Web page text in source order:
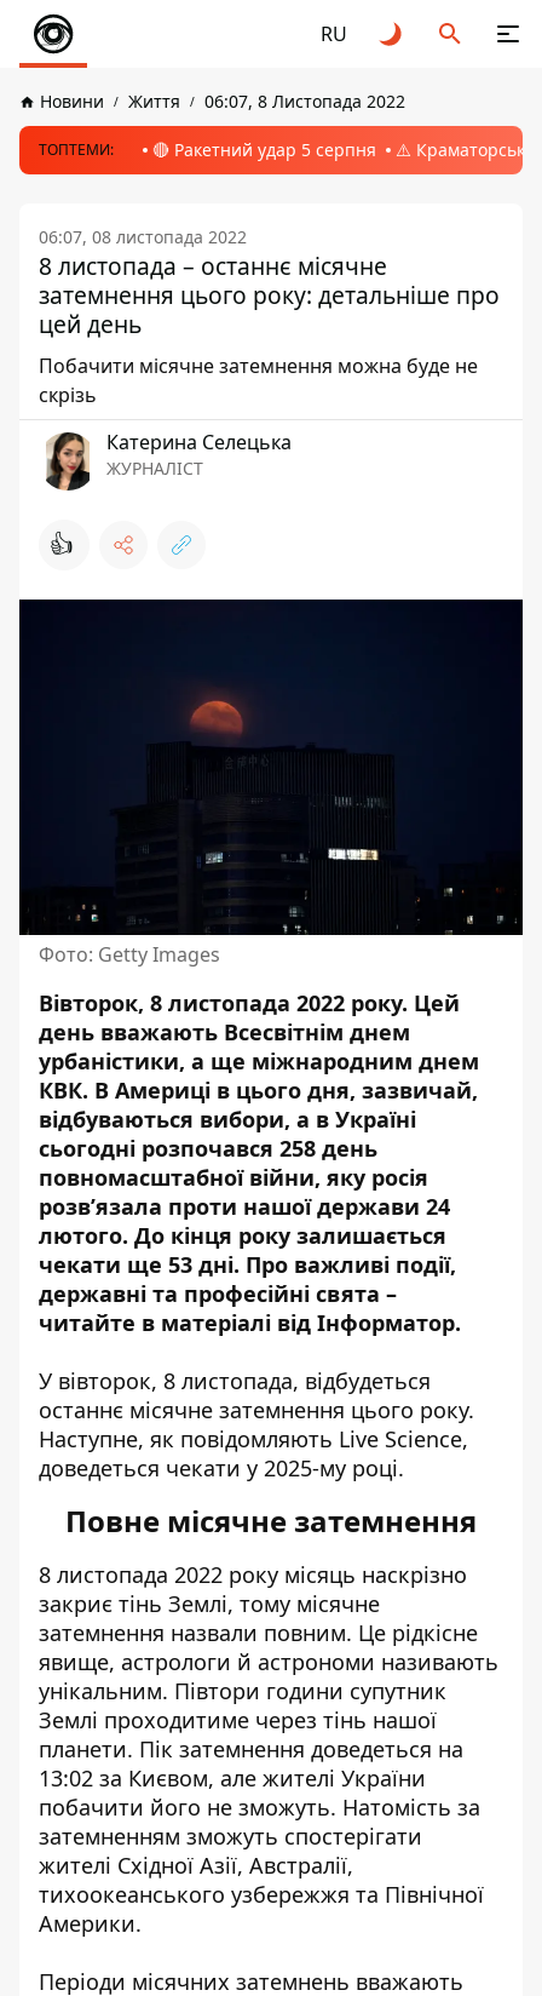
RU
Новини Життя 06:07, 8 Листопада 2022
ТОПТЕМИ: 🔴 Ракетний удар 5 серпня ⚠️ Краматорськ,
06:07, 08 листопада 2022
8 листопада – останнє місячне
затемнення цього року: детальніше про
цей день
Побачити місячне затемнення можна буде не
скрізь
Катерина Селецька
ЖУРНАЛІСТ
👍
Фото: Getty Images
Вівторок, 8 листопада 2022 року. Цей
день вважають Всесвітнім днем
урбаністики, а ще міжнародним днем
КВК. В Америці в цього дня, зазвичай,
відбуваються вибори, а в Україні
сьогодні розпочався 258 день
повномасштабної війни, яку росія
розв’язала проти нашої держави 24
лютого. До кінця року залишається
чекати ще 53 дні. Про важливі події,
державні та професійні свята –
читайте в матеріалі від Інформатор.
У вівторок, 8 листопада, відбудеться
останнє місячне затемнення цього року.
Наступне, як повідомляють Live Science,
доведеться чекати у 2025-му році.
Повне місячне затемнення
8 листопада 2022 року місяць наскрізно
закриє тінь Землі, тому місячне
затемнення назвали повним. Це рідкісне
явище, астрологи й астрономи називають
унікальним. Півтори години супутник
Землі проходитиме через тінь нашої
планети. Пік затемнення доведеться на
13:02 за Києвом, але жителі України
побачити його не зможуть. Натомість за
затемненням зможуть спостерігати
жителі Східної Азії, Австралії,
тихоокеанського узбережжя та Північної
Америки.
Періоди місячних затемнень вважають